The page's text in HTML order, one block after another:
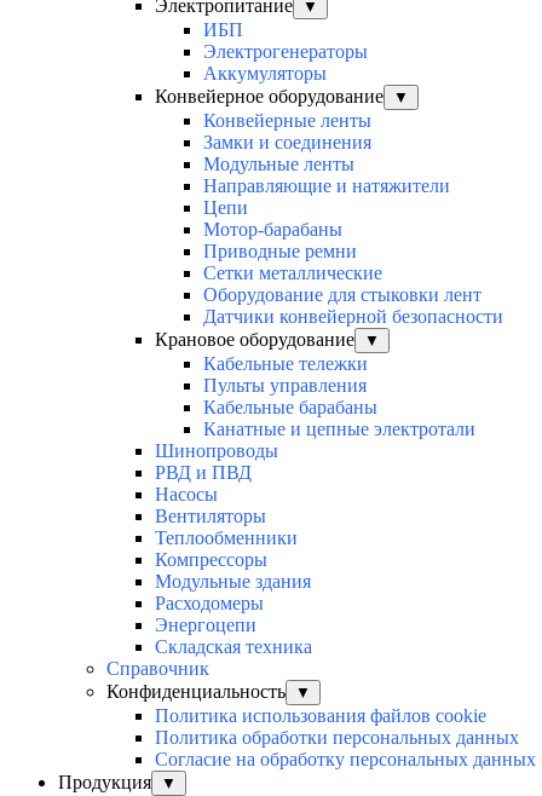
Электропитание
▼
ИБП
Электрогенераторы
Аккумуляторы
Конвейерное оборудование
▼
Конвейерные ленты
Замки и соединения
Модульные ленты
Направляющие и натяжители
Цепи
Мотор-барабаны
Приводные ремни
Сетки металлические
Оборудование для стыковки лент
Датчики конвейерной безопасности
Крановое оборудование
▼
Кабельные тележки
Пульты управления
Кабельные барабаны
Канатные и цепные электротали
Шинопроводы
РВД и ПВД
Насосы
Вентиляторы
Теплообменники
Компрессоры
Модульные здания
Расходомеры
Энергоцепи
Складская техника
Справочник
Конфиденциальность
▼
Политика использования файлов cookie
Политика обработки персональных данных
Согласие на обработку персональных данных
Продукция
▼